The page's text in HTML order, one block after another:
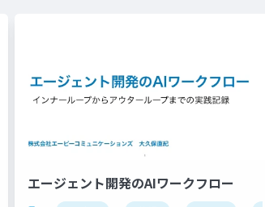
エージェント開発のAIワークフロー